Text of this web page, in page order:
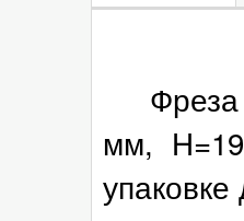
Фреза
мм,